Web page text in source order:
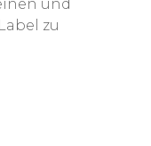
und
zu